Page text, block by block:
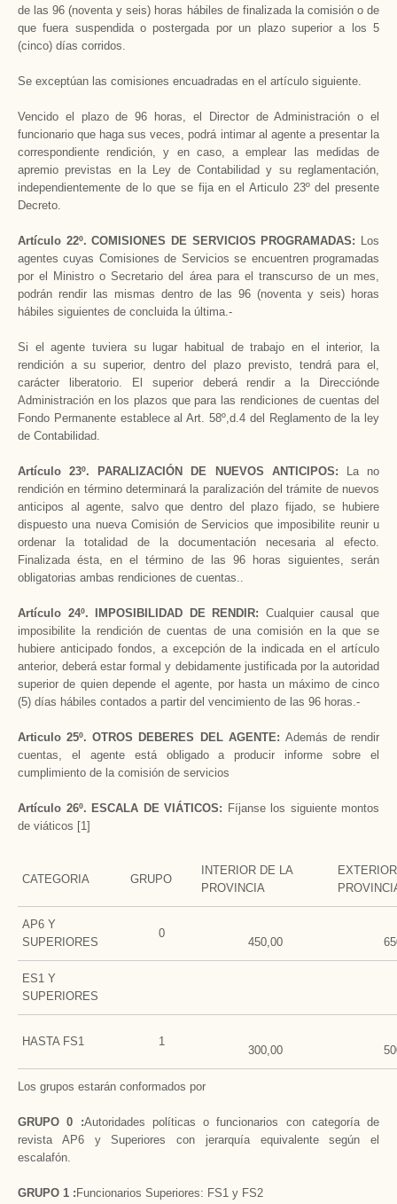
de las 96 (noventa y seis) horas hábiles de finalizada la comisión o de
que fuera suspendida o postergada por un plazo superior a los 5
(cinco) días corridos.
Se exceptúan las comisiones encuadradas en el artículo siguiente.
Vencido el plazo de 96 horas, el Director de Administración o el
funcionario que haga sus veces, podrá intimar al agente a presentar la
correspondiente rendición, y en caso, a emplear las medidas de
apremio previstas en la Ley de Contabilidad y su reglamentación,
independientemente de lo que se fija en el Articulo 23º del presente
Decreto.
Artículo 22º. COMISIONES DE SERVICIOS PROGRAMADAS: Los
agentes cuyas Comisiones de Servicios se encuentren programadas
por el Ministro o Secretario del área para el transcurso de un mes,
podrán rendir las mismas dentro de las 96 (noventa y seis) horas
hábiles siguientes de concluida la última.-
Si el agente tuviera su lugar habitual de trabajo en el interior, la
rendición a su superior, dentro del plazo previsto, tendrá para el,
carácter liberatorio. El superior deberá rendir a la Direcciónde
Administración en los plazos que para las rendiciones de cuentas del
Fondo Permanente establece al Art. 58º,d.4 del Reglamento de la ley
de Contabilidad.
Artículo 23º. PARALIZACIÓN DE NUEVOS ANTICIPOS:
La no
rendición en término determinará la paralización del trámite de nuevos
anticipos al agente, salvo que dentro del plazo fijado, se hubiere
dispuesto una nueva Comisión de Servicios que imposibilite reunir u
ordenar la totalidad de la documentación necesaria al efecto.
Finalizada ésta, en el término de las 96 horas siguientes, serán
obligatorias ambas rendiciones de cuentas..
Artículo 24º. IMPOSIBILIDAD DE RENDIR: Cualquier causal que
imposibilite la rendición de cuentas de una comisión en la que se
hubiere anticipado fondos, a excepción de la indicada en el artículo
anterior, deberá estar formal y debidamente justificada por la autoridad
superior de quien depende el agente, por hasta un máximo de cinco
(5) días hábiles contados a partir del vencimiento de las 96 horas.-
Articulo 25º. OTROS DEBERES DEL AGENTE: Además de rendir
cuentas, el agente está obligado a producir informe sobre el
cumplimiento de la comisión de servicios
Artículo 26º. ESCALA DE VIÁTICOS: Fíjanse los siguiente montos
de viáticos [1]
CATEGORIA GRUPO
INTERIOR DE LA
PROVINCIA
AP6 Y
SUPERIORES
0
450,00
ES1 Y
SUPERIORES
HASTA FS1 1
300,00
Los grupos estarán conformados por
GRUPO 0 :Autoridades políticas o funcionarios con categoría de
revista AP6 y Superiores con jerarquía equivalente según el
escalafón.
GRUPO 1 : Funcionarios Superiores: FS1 y FS2